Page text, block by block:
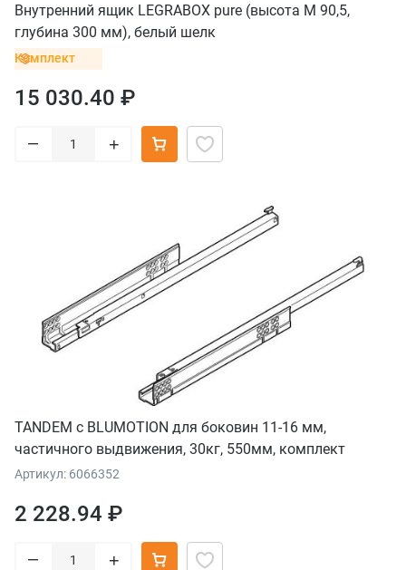
Внутренний ящик LEGRABOX pure (высота M 90,5,
глубина 300 мм), белый шелк
Комплект
15 030.40 ₽
– +
TANDEM с BLUMOTION для боковин 11-16 мм,
частичного выдвижения, 30кг, 550мм, комплект
Артикул: 6066352
2 228.94 ₽
– +